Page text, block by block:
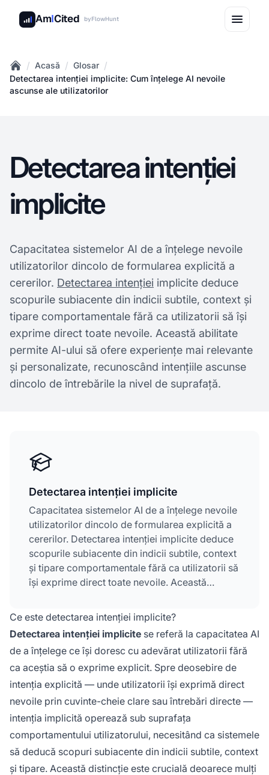
AmICited byFlowHunt
Home
/ Acasă / Glosar /
Detectarea intenției implicite: Cum înțelege AI nevoile
ascunse ale utilizatorilor
Detectarea intenției
implicite
Capacitatea sistemelor AI de a înțelege nevoile
utilizatorilor dincolo de formularea explicită a
cererilor. Detectarea intenției implicite deduce
scopurile subiacente din indicii subtile, context și
tipare comportamentale fără ca utilizatorii să își
exprime direct toate nevoile. Această abilitate
permite AI-ului să ofere experiențe mai relevante
și personalizate, recunoscând intențiile ascunse
dincolo de întrebările la nivel de suprafață.
Detectarea intenției implicite
Capacitatea sistemelor AI de a înțelege nevoile
utilizatorilor dincolo de formularea explicită a
cererilor. Detectarea intenției implicite deduce
scopurile subiacente din indicii subtile, context
și tipare comportamentale fără ca utilizatorii să
își exprime direct toate nevoile. Această
relevante și personalizate, recunoscând
intențiile ascunse dincolo de întrebările la nivel
de suprafață.
Ce este detectarea intenției implicite?
Detectarea intenției implicite se referă la capacitatea AI
de a înțelege ce își doresc cu adevărat utilizatorii fără
ca aceștia să o exprime explicit. Spre deosebire de
intenția explicită — unde utilizatorii își exprimă direct
nevoile prin cuvinte-cheie clare sau întrebări directe —
intenția implicită operează sub suprafața
comportamentului utilizatorului, necesitând ca sistemele
să deducă scopuri subiacente din indicii subtile, context
și tipare. Această distincție este crucială deoarece mulți